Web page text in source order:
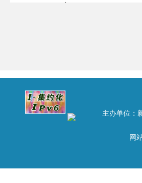
（二）竞标人
1．应具有
且注册资金
2．投标人
伍，确保推介
主办单位：
网